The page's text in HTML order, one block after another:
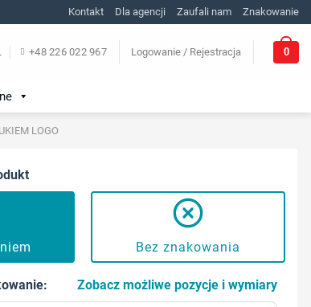
Kontakt Dla agencji Zaufali nam Znakowanie
+48 226 022 967 Logowanie / Rejestracja 0
LOGO
Bez znakowania
Zobacz możliwe pozycje i wymiary